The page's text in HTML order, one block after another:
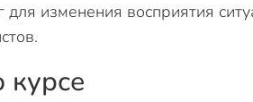
изменения восприятия